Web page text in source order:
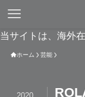
当サイトは、海外
ホーム 芸能